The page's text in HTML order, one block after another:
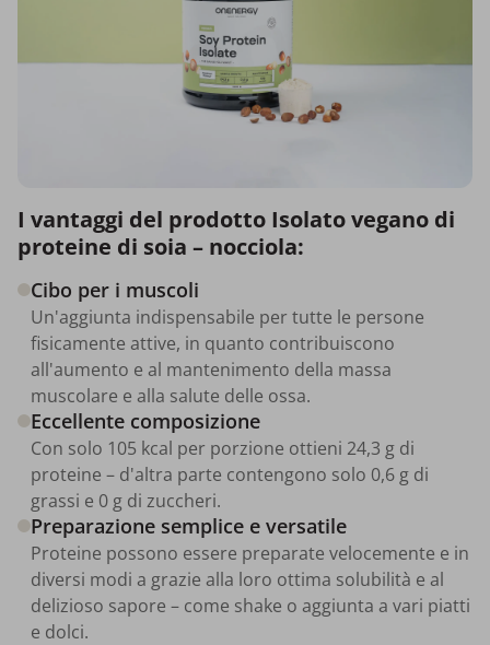
I vantaggi del prodotto Isolato vegano di
proteine di soia – nocciola:
Cibo per i muscoli
Un'aggiunta indispensabile per tutte le persone
fisicamente attive, in quanto contribuiscono
all'aumento e al mantenimento della massa
muscolare e alla salute delle ossa.
Eccellente composizione
Con solo 105 kcal per porzione ottieni 24,3 g di
proteine – d'altra parte contengono solo 0,6 g di
grassi e 0 g di zuccheri.
Preparazione semplice e versatile
Proteine possono essere preparate velocemente e in
diversi modi a grazie alla loro ottima solubilità e al
delizioso sapore – come shake o aggiunta a vari piatti
e dolci.